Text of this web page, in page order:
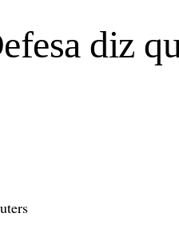
diz